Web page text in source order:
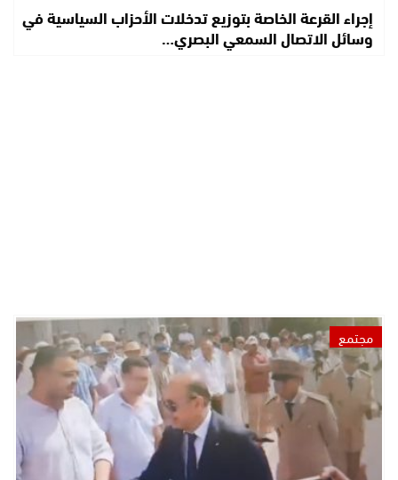
إجراء القرعة الخاصة بتوزيع تدخلات الأحزاب السياسية في
وسائل الاتصال السمعي البصري…
مجتمع